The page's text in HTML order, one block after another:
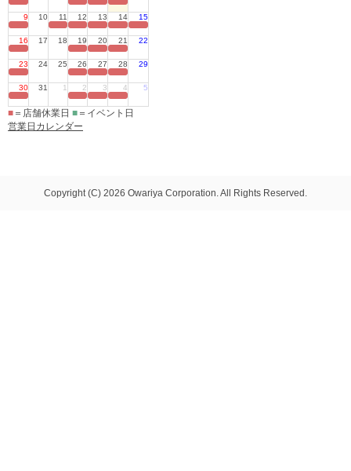
9 10 11 12 13 14 15
16 17 18 19 20 21 22
23 24 25 26 27 28 29
30 31 1 2 3 4 5
■ ＝店舗休業日 ■ ＝イベント日
営業日カレンダー
Copyright (C) 2026 Owariya Corporation. All Rights Reserved.